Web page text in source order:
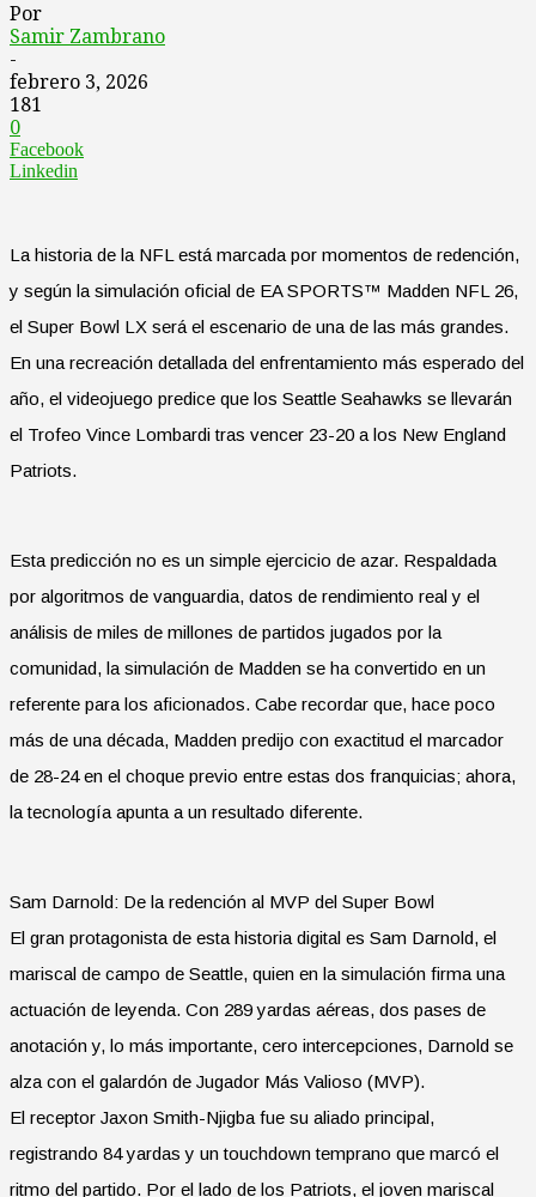
Por
Samir Zambrano
-
febrero 3, 2026
181
0
Facebook
Linkedin
La historia de la NFL está marcada por momentos de redención,
y según la simulación oficial de EA SPORTS™ Madden NFL 26,
el Super Bowl LX será el escenario de una de las más grandes.
En una recreación detallada del enfrentamiento más esperado del
año, el videojuego predice que los Seattle Seahawks se llevarán
el Trofeo Vince Lombardi tras vencer 23-20 a los New England
Patriots.
Esta predicción no es un simple ejercicio de azar. Respaldada
por algoritmos de vanguardia, datos de rendimiento real y el
análisis de miles de millones de partidos jugados por la
comunidad, la simulación de Madden se ha convertido en un
referente para los aficionados. Cabe recordar que, hace poco
más de una década, Madden predijo con exactitud el marcador
de 28-24 en el choque previo entre estas dos franquicias; ahora,
la tecnología apunta a un resultado diferente.
Sam Darnold: De la redención al MVP del Super Bowl
El gran protagonista de esta historia digital es Sam Darnold, el
mariscal de campo de Seattle, quien en la simulación firma una
actuación de leyenda. Con 289 yardas aéreas, dos pases de
anotación y, lo más importante, cero intercepciones, Darnold se
alza con el galardón de Jugador Más Valioso (MVP).
El receptor Jaxon Smith-Njigba fue su aliado principal,
registrando 84 yardas y un touchdown temprano que marcó el
ritmo del partido. Por el lado de los Patriots, el joven mariscal